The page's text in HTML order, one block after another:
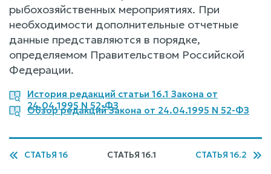
рыбохозяйственных мероприятиях. При
необходимости дополнительные отчетные
данные представляются в порядке,
определяемом Правительством Российской
Федерации.
История редакций статьи 16.1 Закона от
24.04.1995 N 52-ФЗ
Обзор редакций Закона от 24.04.1995 N 52-ФЗ
СТАТЬЯ 16 СТАТЬЯ 16.1 СТАТЬЯ 16.2